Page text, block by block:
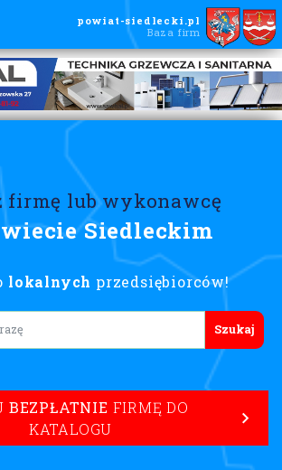
powiat-siedlecki.pl
Baza firm
firmę lub wykonawcę
Siedleckim
lokalnych przedsiębiorców!
BEZPŁATNIE FIRMĘ DO
KATALOGU